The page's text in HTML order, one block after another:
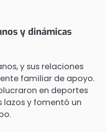
y dinámicas
y sus relaciones
familiar de apoyo.
en deportes
lazos y fomentó un